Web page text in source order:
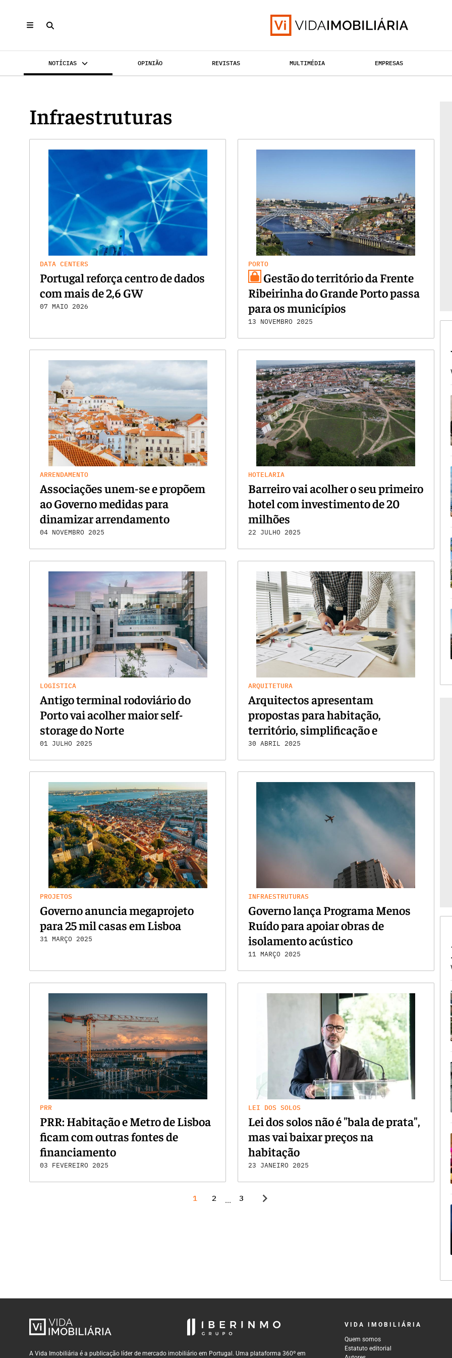
NOTÍCIAS OPINIÃO REVISTAS MULTIMÉDIA EMPRESAS
Infraestruturas
DATA CENTERS
Portugal reforça centro de dados
com mais de 2,6 GW
07 MAIO 2026
PORTO
Gestão do território da Frente
Ribeirinha do Grande Porto passa
para os municípios
13 NOVEMBRO 2025
ARRENDAMENTO
Associações unem-se e propõem
ao Governo medidas para
dinamizar arrendamento
04 NOVEMBRO 2025
HOTELARIA
Barreiro vai acolher o seu primeiro
hotel com investimento de 20
milhões
22 JULHO 2025
LOGÍSTICA
Antigo terminal rodoviário do
Porto vai acolher maior self-
storage do Norte
01 JULHO 2025
ARQUITETURA
Arquitectos apresentam
propostas para habitação,
território, simplificação e
profissão
30 ABRIL 2025
PROJETOS
Governo anuncia megaprojeto
para 25 mil casas em Lisboa
31 MARÇO 2025
INFRAESTRUTURAS
Governo lança Programa Menos
Ruído para apoiar obras de
isolamento acústico
11 MARÇO 2025
PRR
PRR: Habitação e Metro de Lisboa
ficam com outras fontes de
financiamento
03 FEVEREIRO 2025
LEI DOS SOLOS
Lei dos solos não é "bala de prata",
mas vai baixar preços na
habitação
23 JANEIRO 2025
1 2 ... 3 chevron_right
A Vida Imobiliária é a publicação líder de mercado imobiliário em Portugal. Uma plataforma 360º em
VIDA IMOBILIÁRIA
Quem somos
Estatuto editorial